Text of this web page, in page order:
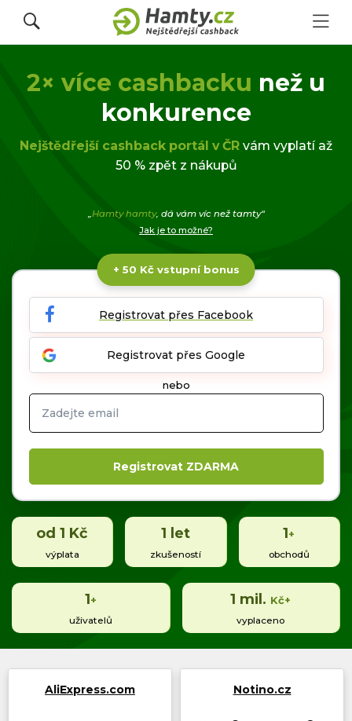
Přihlásit se
Jak to funguje
Dárkové karty s cashbackem
Copyright © 2019 - 2026. Všechna práva vyhrazena.
2× více cashbacku než u
konkurence
Nejštědřejší cashback portál v ČR vám vyplatí až
50 % zpět z nákupů
„Hamty hamty, dá vám víc než tamty“
Jak je to možné?
+ 50 Kč vstupní bonus
Registrovat přes Facebook
Registrovat přes Google
nebo
od 1 Kč
výplata
1 let
zkušeností
1+
obchodů
1+
uživatelů
1 mil. Kč+
vyplaceno
AliExpress.com Notino.cz